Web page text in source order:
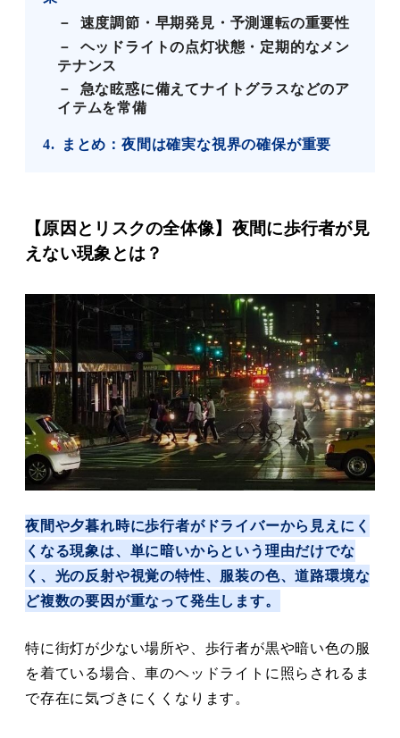
速度調節・早期発見・予測運転の重要性
ヘッドライトの点灯状態・定期的なメン
テナンス
急な眩惑に備えてナイトグラスなどのア
イテムを常備
4 まとめ：夜間は確実な視界の確保が重要
【原因とリスクの全体像】夜間に歩行者が見
えない現象とは？
夜間や夕暮れ時に歩行者がドライバーから見えにく
くなる現象は、単に暗いからという理由だけでな
く、光の反射や視覚の特性、服装の色、道路環境な
ど複数の要因が重なって発生します。
特に街灯が少ない場所や、歩行者が黒や暗い色の服
を着ている場合、車のヘッドライトに照らされるま
で存在に気づきにくくなります。